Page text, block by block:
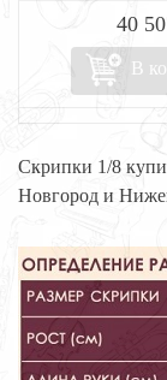
40
В
Скрипки 1/8
Новгород и